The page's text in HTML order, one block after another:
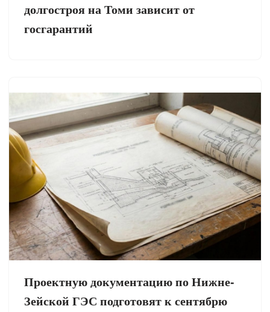
долгостроя на Томи зависит от
госгарантий
Проектную документацию по Нижне-
Зейской ГЭС подготовят к сентябрю